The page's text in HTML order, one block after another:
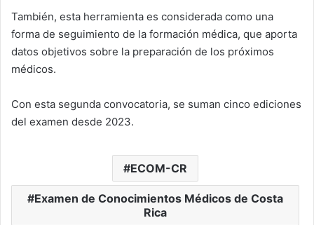
También, esta herramienta es considerada como una
forma de seguimiento de la formación médica, que aporta
datos objetivos sobre la preparación de los próximos
médicos.
Con esta segunda convocatoria, se suman cinco ediciones
del examen desde 2023.
ECOM-CR
Examen de Conocimientos Médicos de Costa
Rica